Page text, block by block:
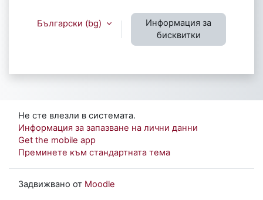
Български ‎(bg)‎
Информация за
бисквитки
Не сте влезли в системата.
Информация за запазване на лични данни
Get the mobile app
Преминете към стандартната тема
Задвижвано от Moodle